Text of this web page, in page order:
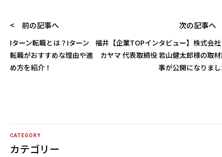
< 前の記事へ
Iターン転職とは？Iターン
転職がおすすめな理由や進
め方を紹介！
次の記事
福井【企業TOPインタビュー】株式会
カヤマ 代表取締役 若山健太郎様の取
事が公開になりま
CATEGORY
カテゴリー